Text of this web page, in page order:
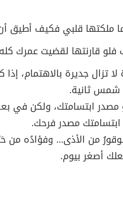
ملكتها قلبي فكيف أطيق
قارنتها لقضيت عمرك كله
تزال جديرة بالاهتمام،
شمس ثانية.
مصدر ابتسامتك، ولكن في
مصدر فرحك.
من الأذى... وفؤادُه من
أصغر بيوم.